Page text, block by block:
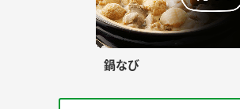
鍋なび